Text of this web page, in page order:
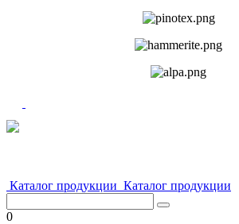
Каталог продукции Каталог продукции
0